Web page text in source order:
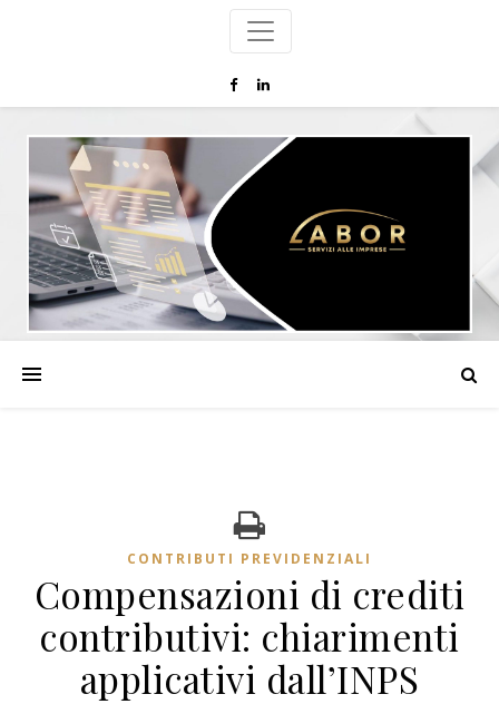
CONTRIBUTI PREVIDENZIALI
Compensazioni di crediti
contributivi: chiarimenti
applicativi dall’INPS